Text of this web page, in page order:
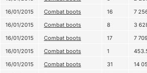
16/01/2015
Combat boots 16 7
16/01/2015
Combat boots 8 3
16/01/2015
Combat boots 17 7
16/01/2015
Combat boots 1
16/01/2015
Combat boots 31 14